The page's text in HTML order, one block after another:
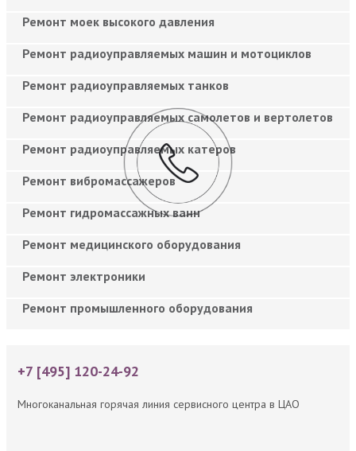
Ремонт моек высокого давления
Ремонт радиоуправляемых машин и мотоциклов
Ремонт радиоуправляемых танков
Ремонт радиоуправляемых самолетов и вертолетов
Ремонт радиоуправляемых катеров
Ремонт вибромассажеров
Ремонт гидромассажных ванн
Ремонт медицинского оборудования
Ремонт электроники
Ремонт промышленного оборудования
+7 [495] 120-24-92
Многоканальная горячая линия сервисного центра в ЦАО